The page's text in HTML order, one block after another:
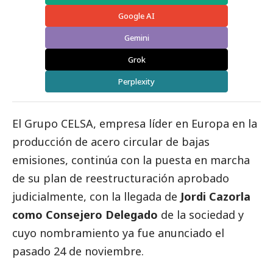
Google AI
Gemini
Grok
Perplexity
El Grupo CELSA, empresa líder en Europa en la
producción de acero circular de bajas
emisiones, continúa con la puesta en marcha
de su plan de reestructuración aprobado
judicialmente, con la llegada de Jordi Cazorla
como Consejero Delegado de la sociedad y
cuyo nombramiento ya fue anunciado el
pasado 24 de noviembre.